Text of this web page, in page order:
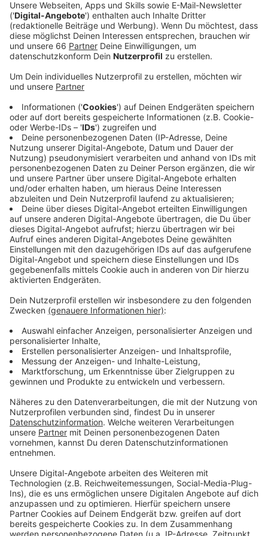
Ausrichtung des Landes maßgeblich beeinflussen
könnte. Die aktuellen Umfragen deuten darauf hin,
dass keine der beiden Parteien eine klare Mehrheit
erreichen wird, was die Regierungsbildung komplex
gestaltet.InThüringenführt die AfD laut neuesten
Umfragen, was die politische Landschaft des
Bundeslandes vor neue Herausforderungen stellt.
Veröffentlicht: Montag, 26.08.2024 08:03
Anzeige
Wir berichtenin Echtzeitin einem Liveblog.
Anzeige
Anzeige
Weitere Infos und Links zum Thema:
Anzeige
Umfrage: AfD in Thüringen und Sachsen vorn
Das Superwahljahr 2024: Wahlen in Sachsen und
Thüringen
Handelsblatt: Umfragen für Sachsen schwanken
wild zwischen AfD und CDU
Infos zum Bundesland Sachsen
Infos zum Bundesland Thüringen
Anzeige